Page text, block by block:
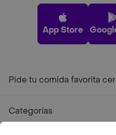
App Store
Pide tu comida favorita
Categorías